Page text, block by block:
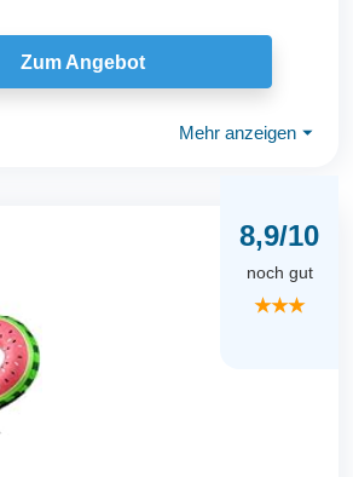
Zum Angebot
Mehr anzeigen ⏷
8,9/10
noch gut
★★★